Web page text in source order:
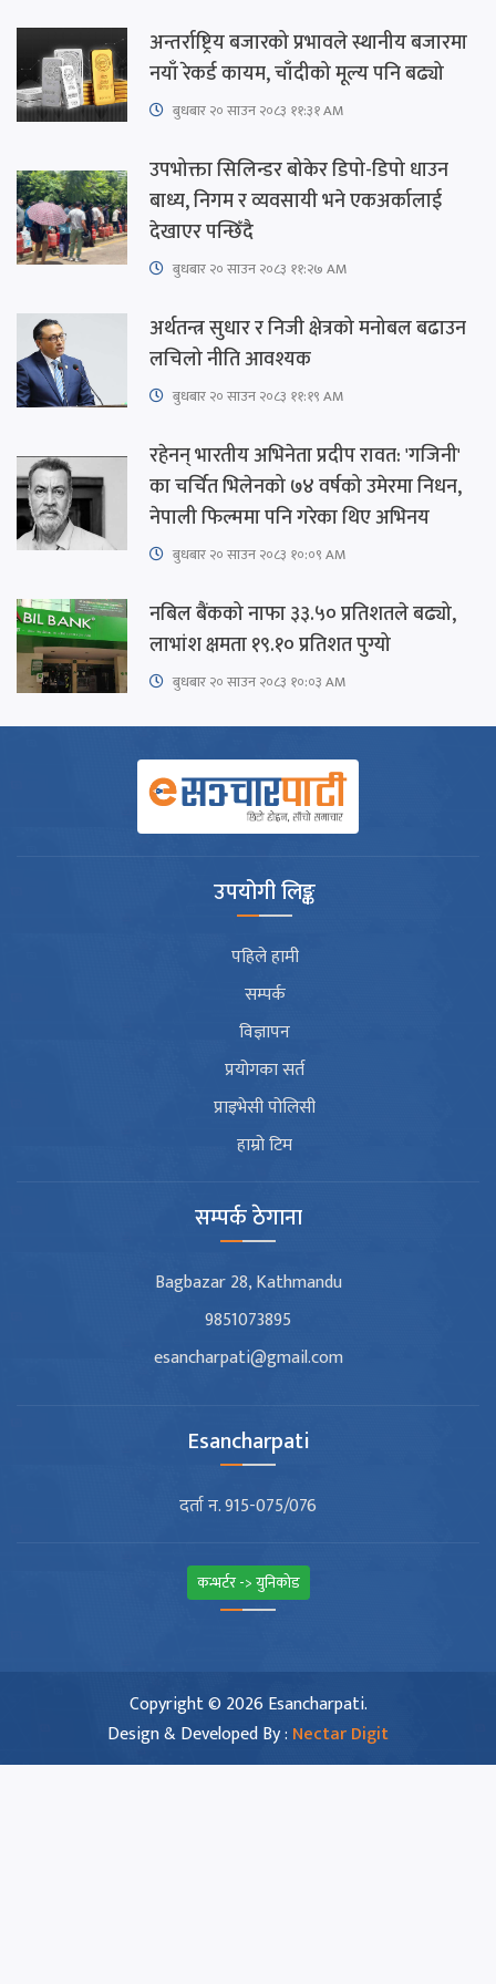
अन्तर्राष्ट्रिय बजारको प्रभावले स्थानीय बजारमा
नयाँ रेकर्ड कायम, चाँदीको मूल्य पनि बढ्यो
बुधबार २० साउन २०८३ ११:३१ AM
उपभोक्ता सिलिन्डर बोकेर डिपो-डिपो धाउन
बाध्य, निगम र व्यवसायी भने एकअर्कालाई
देखाएर पन्छिँदै
बुधबार २० साउन २०८३ ११:२७ AM
अर्थतन्त्र सुधार र निजी क्षेत्रको मनोबल बढाउन
लचिलो नीति आवश्यक
बुधबार २० साउन २०८३ ११:१९ AM
रहेनन् भारतीय अभिनेता प्रदीप रावत: 'गजिनी'
का चर्चित भिलेनको ७४ वर्षको उमेरमा निधन,
नेपाली फिल्ममा पनि गरेका थिए अभिनय
बुधबार २० साउन २०८३ १०:०९ AM
नबिल बैंकको नाफा ३३.५० प्रतिशतले बढ्यो,
लाभांश क्षमता १९.१० प्रतिशत पुग्यो
बुधबार २० साउन २०८३ १०:०३ AM
उपयोगी लिङ्क
पहिले हामी
सम्पर्क
विज्ञापन
प्रयोगका सर्त
प्राइभेसी पोलिसी
हाम्रो टिम
सम्पर्क ठेगाना
Bagbazar 28, Kathmandu
9851073895
esancharpati@gmail.com
Esancharpati
दर्ता न. 915-075/076
कन्भर्टर -> युनिकोड
Copyright © 2026 Esancharpati.
Design & Developed By : Nectar Digit